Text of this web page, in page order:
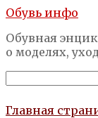
Перейти
контенту
Обувь инфо
Обувная
о моделях,
Главная